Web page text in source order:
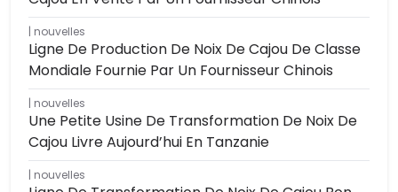
nouvelles
Ligne De Production De Noix De Cajou De Classe
Mondiale Fournie Par Un Fournisseur Chinois
nouvelles
Une Petite Usine De Transformation De Noix De
Cajou Livre Aujourd’hui En Tanzanie
nouvelles